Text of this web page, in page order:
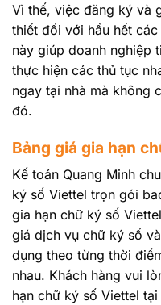
Vì thế, việc đăng ký và
thiết đối với hầu hết
này giúp doanh nghiệp
thực hiện các thủ tục
ngay tại nhà mà không
đó.
Bảng giá gia hạn
Kế toán Quang Minh
ký số Viettel trọn gói
gia hạn chữ ký số
giá dịch vụ chữ ký số
dụng theo từng thời
nhau. Khách hàng vui
hạn chữ ký số Viettel